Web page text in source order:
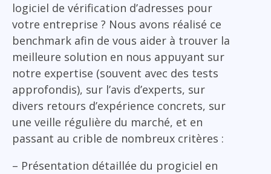
logiciel de vérification d’adresses pour
votre entreprise ? Nous avons réalisé ce
benchmark afin de vous aider à trouver la
meilleure solution en nous appuyant sur
notre expertise (souvent avec des tests
approfondis), sur l’avis d’experts, sur
divers retours d’expérience concrets, sur
une veille régulière du marché, et en
passant au crible de nombreux critères :
– Présentation détaillée du progiciel en